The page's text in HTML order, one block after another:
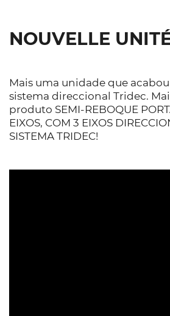
NOUVELLE
Mais uma unidade que
sistema direccional Tridec.
produto SEMI-REBOQUE
EIXOS, COM 3 EIXOS
SISTEMA TRIDEC!